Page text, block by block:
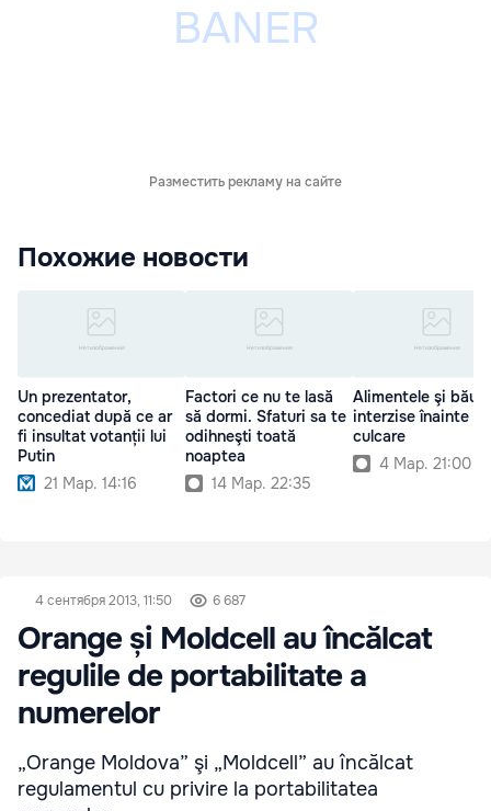
Разместить рекламу на сайте
Похожие новости
Un prezentator,
concediat după ce ar
fi insultat votanții lui
Putin
21 Мар. 14:16
Factori ce nu te lasă
să dormi. Sfaturi sa te
odihneşti toată
noaptea
14 Мар. 22:35
Alimentele şi
interzise înainte de
culcare
4 Мар. 21:00
4 сентября 2013, 11:50 6 687
Orange și Moldcell au încălcat
regulile de portabilitate a
numerelor
„Orange Moldova” şi „Moldcell” au încălcat
regulamentul cu privire la portabilitatea